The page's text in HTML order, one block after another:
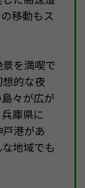
移動もス
を満喫で
的な夜
々が広が
庫県に
港があ
地域でも